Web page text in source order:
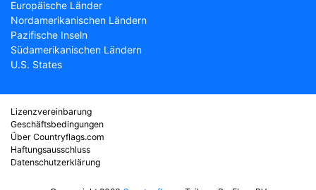
Europäische Länder
Nordamerikanischen Ländern
Pazifische Inseln
Südamerikanischen Ländern
U.S. States
Lizenzvereinbarung
Geschäftsbedingungen
Über Countryflags.com
Haftungsausschluss
Datenschutzerklärung